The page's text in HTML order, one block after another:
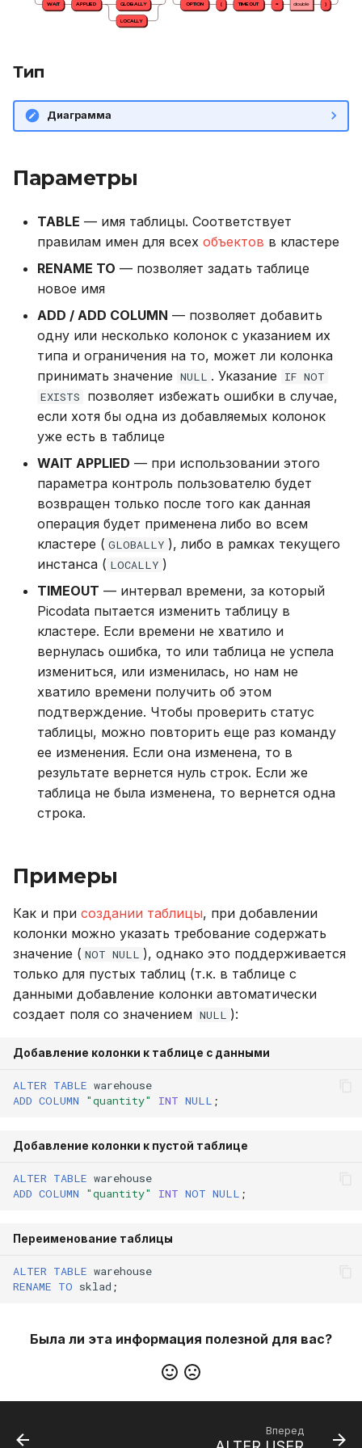
п
о
и
к
Использование журнала
сайзингу
Устранение неполадок
LIKE
SUBSTRING
Дата и время
Описание системных
Файберы, потоки и
Механизм плагинов
WAIT APPLIED GLOBALLY
LOCALLY
OPTION ( TIMEOUT = double )
Тип
Диаграмма
Параметры
TABLE — имя таблицы. Соответствует
правилам имен для всех объектов в кластере
RENAME TO — позволяет задать таблице
новое имя
ADD / ADD COLUMN — позволяет добавить
одну или несколько колонок с указанием их
типа и ограничения на то, может ли колонка
принимать значение NULL . Указание
IF NOT
EXISTS
позволяет избежать ошибки в случае,
если хотя бы одна из добавляемых колонок
уже есть в таблице
WAIT APPLIED — при использовании этого
параметра контроль пользователю будет
возвращен только после того как данная
операция будет применена либо во всем
кластере ( GLOBALLY ), либо в рамках текущего
инстанса ( LOCALLY )
TIMEOUT — интервал времени, за который
Picodata пытается изменить таблицу в
кластере. Если времени не хватило и
вернулась ошибка, то или таблица не успела
измениться, или изменилась, но нам не
хватило времени получить об этом
подтверждение. Чтобы проверить статус
таблицы, можно повторить еще раз команду
ее изменения. Если она изменена, то в
результате вернется нуль строк. Если же
таблица не была изменена, то вернется одна
строка.
Примеры
Как и при создании таблицы, при добавлении
колонки можно указать требование содержать
значение ( NOT NULL ), однако это поддерживается
только для пустых таблиц (т.к. в таблице с
данными добавление колонки автоматически
создает поля со значением NULL ):
Добавление колонки к таблице с данными
ALTER TABLE warehouse
ADD COLUMN "quantity" INT NULL ;
Добавление колонки к пустой таблице
ALTER TABLE warehouse
ADD COLUMN "quantity" INT NOT NULL ;
Переименование таблицы
ALTER TABLE warehouse
RENAME TO sklad ;
Была ли эта информация полезной для вас?
Вперед